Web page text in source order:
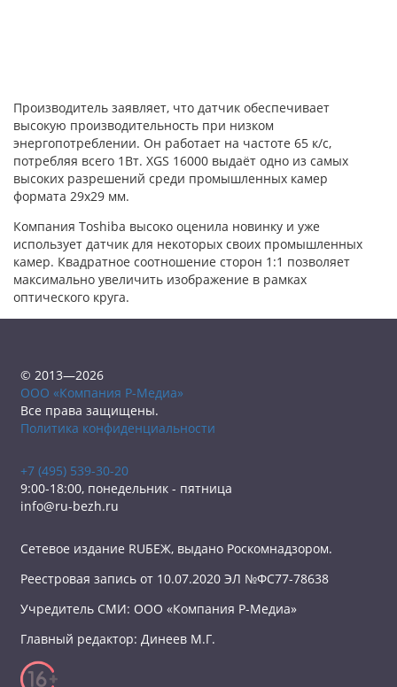
Производитель заявляет, что датчик обеспечивает
высокую производительность при низком
энергопотреблении. Он работает на частоте 65 к/c,
потребляя всего 1Вт. XGS 16000 выдаёт одно из самых
высоких разрешений среди промышленных камер
формата 29х29 мм.
Компания Toshiba высоко оценила новинку и уже
использует датчик для некоторых своих промышленных
камер. Квадратное соотношение сторон 1:1 позволяет
максимально увеличить изображение в рамках
оптического круга.
© 2013—2026
ООО «Компания Р-Медиа»
Все права защищены.
Политика конфиденциальности
+7 (495) 539-30-20
9:00-18:00, понедельник - пятница
info@ru-bezh.ru
Сетевое издание RUБЕЖ, выдано Роскомнадзором.
Реестровая запись от 10.07.2020 ЭЛ №ФС77-78638
Учредитель СМИ: ООО «Компания Р-Медиа»
Главный редактор: Динеев М.Г.